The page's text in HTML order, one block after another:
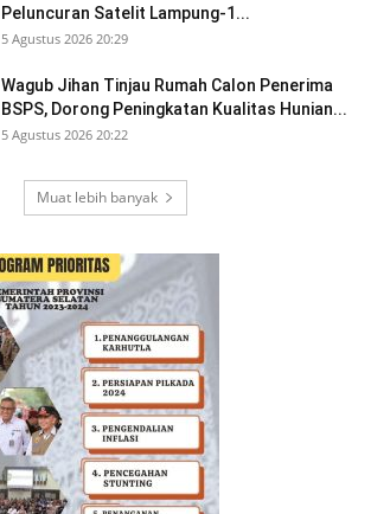
Peluncuran Satelit Lampung-1...
5 Agustus 2026 20:29
Wagub Jihan Tinjau Rumah Calon Penerima
BSPS, Dorong Peningkatan Kualitas Hunian...
5 Agustus 2026 20:22
Muat lebih banyak